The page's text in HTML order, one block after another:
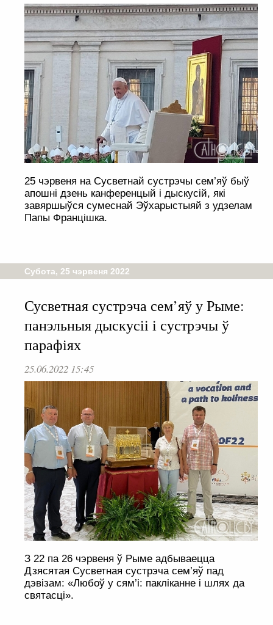
25 чэрвеня на Сусветнай сустрэчы сем’яў быў
апошні дзень канференцый і дыскусій, які
завяршыўся сумеснай Эўхарыстыяй з удзелам
Папы Францішка.
Субота, 25 чэрвеня 2022
Сусветная сустрэча сем’яў у Рыме:
панэльныя дыскусіі і сустрэчы ў
парафіях
25.06.2022 15:45
З 22 па 26 чэрвеня ў Рыме адбываецца
Дзясятая Сусветная сустрэча сем’яў пад
дэвізам: «Любоў у сям’і: пакліканне і шлях да
святасці».